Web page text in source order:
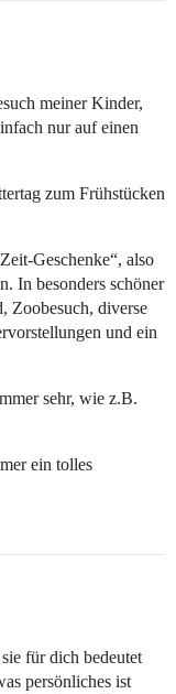
meiner Kinder,
nur auf einen
zum Frühstücken
Geschenke“, also
In besonders schöner
Zoobesuch, diverse
und ein
sehr, wie z.B.
ein tolles
für dich bedeutet
persönliches ist